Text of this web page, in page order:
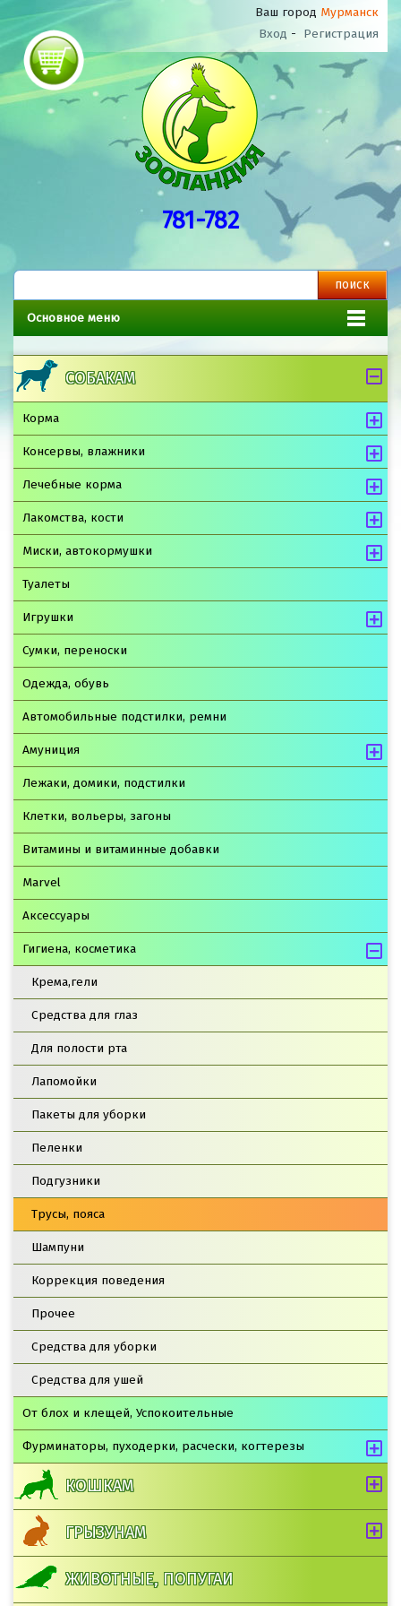
Ваш город Мурманск
Вход - Регистрация
781-782
Основное меню
СОБАКАМ
Корма
Консервы, влажники
Лечебные корма
Лакомства, кости
Миски, автокормушки
Туалеты
Игрушки
Сумки, переноски
Одежда, обувь
Автомобильные подстилки, ремни
Амуниция
Лежаки, домики, подстилки
Клетки, вольеры, загоны
Витамины и витаминные добавки
Marvel
Аксессуары
Гигиена, косметика
Крема,гели
Средства для глаз
Для полости рта
Лапомойки
Пакеты для уборки
Пеленки
Подгузники
Трусы, пояса
Шампуни
Коррекция поведения
Прочее
Средства для уборки
Средства для ушей
От блох и клещей, Успокоительные
Фурминаторы, пуходерки, расчески, когтерезы
КОШКАМ
ГРЫЗУНАМ
ЖИВОТНЫЕ, ПОПУГАИ